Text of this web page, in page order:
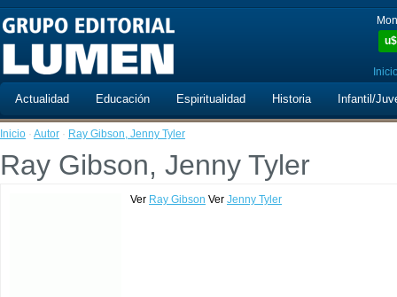
u$
Actualidad Educación Espiritualidad Historia Infantil/
Inicio · Autor · Ray Gibson, Jenny Tyler
Ray Gibson, Jenny Tyler
Ver Ray Gibson Ver Jenny Tyler